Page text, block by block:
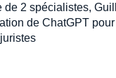
2 spécialistes,
de ChatGPT